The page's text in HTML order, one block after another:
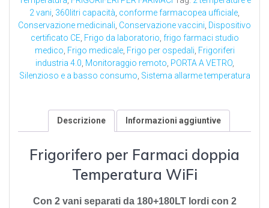
2CL200VGE-
WF
quantità
2 vani, 360litri capacità, conforme farmacopea ufficiale,
Conservazione medicinali, Conservazione vaccini, Dispositivo
certificato CE, Frigo da laboratorio, frigo farmaci studio
medico, Frigo medicale, Frigo per ospedali, Frigoriferi
industria 4.0, Monitoraggio remoto, PORTA A VETRO,
Silenzioso e a basso consumo, Sistema allarme temperatura
Descrizione Informazioni aggiuntive
Frigorifero per Farmaci doppia
Temperatura WiFi
Con 2 vani separati da 180+180LT lordi con 2